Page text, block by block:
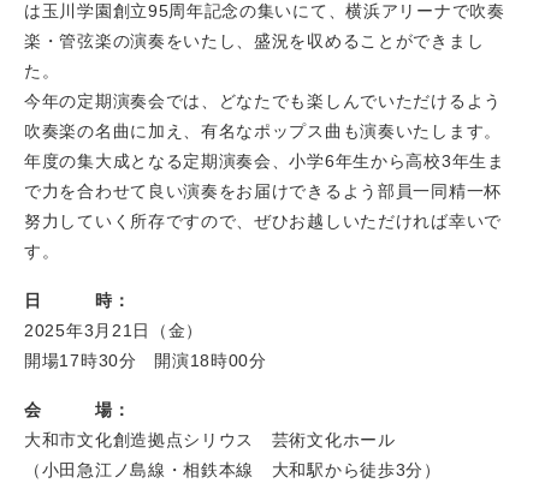
は玉川学園創立95周年記念の集いにて、横浜アリーナで吹奏
楽・管弦楽の演奏をいたし、盛況を収めることができまし
た。
今年の定期演奏会では、どなたでも楽しんでいただけるよう
吹奏楽の名曲に加え、有名なポップス曲も演奏いたします。
年度の集大成となる定期演奏会、小学6年生から高校3年生ま
で力を合わせて良い演奏をお届けできるよう部員一同精一杯
努力していく所存ですので、ぜひお越しいただければ幸いで
す。
日 時：
2025年3月21日（金）
開場17時30分 開演18時00分
会 場：
大和市文化創造拠点シリウス 芸術文化ホール
（小田急江ノ島線・相鉄本線 大和駅から徒歩3分）